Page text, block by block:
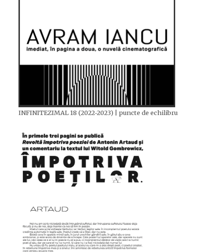
INFINITEZIMAL 18 (2022-2023) | puncte de echilibru